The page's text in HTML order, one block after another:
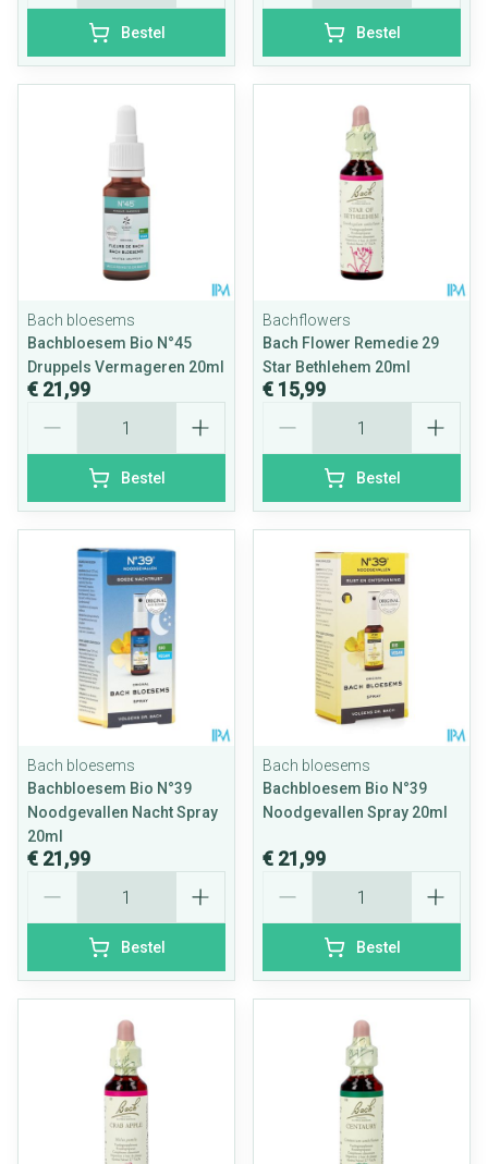
Bestel Bestel
Bach bloesems
Bachbloesem Bio N°45
Druppels Vermageren 20ml
€ 21,99
Bestel
Bachflowers
Bach Flower Remedie 29
Star Bethlehem 20ml
€ 15,99
Bestel
Bach bloesems
Bachbloesem Bio N°39
Noodgevallen Nacht Spray
20ml
€ 21,99
Bestel
Bach bloesems
Bachbloesem Bio N°39
Noodgevallen Spray 20ml
€ 21,99
Bestel